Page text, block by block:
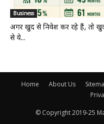
Business
अगर खुद से निवेश कर रहे हैं, तो
से ये...
Home About Us
© Copyright 2019-25